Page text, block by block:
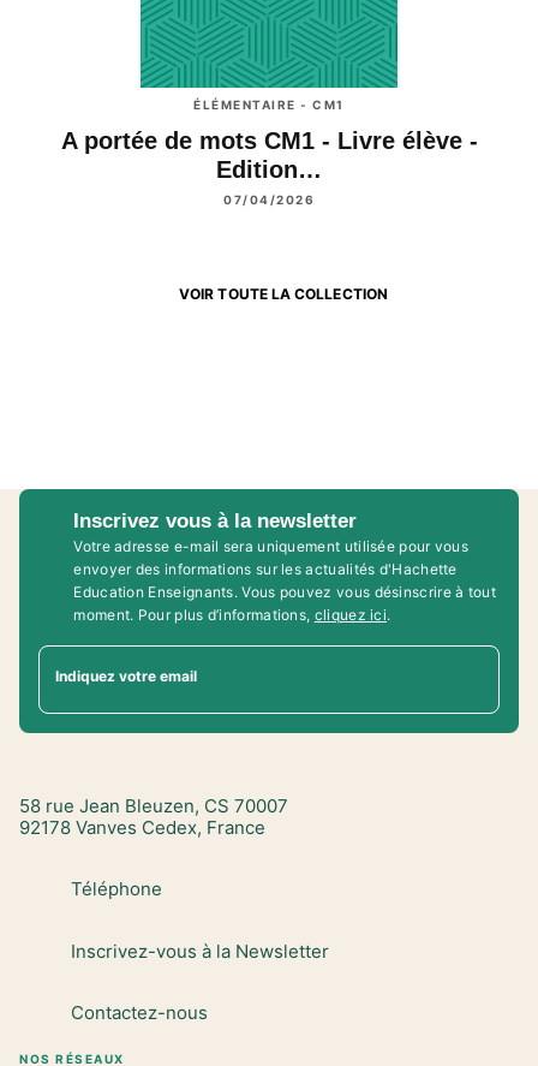
ÉLÉMENTAIRE - CM1
A portée de mots CM1 - Livre élève -
Edition…
07/04/2026
VOIR TOUTE LA COLLECTION
Inscrivez vous à la newsletter
Votre adresse e-mail sera uniquement utilisée pour vous
envoyer des informations sur les actualités d'Hachette
Education Enseignants. Vous pouvez vous désinscrire à tout
moment. Pour plus d’informations, cliquez ici.
Indiquez votre email
58 rue Jean Bleuzen, CS 70007
92178 Vanves Cedex, France
Téléphone
Inscrivez-vous à la Newsletter
Contactez-nous
NOS RÉSEAUX